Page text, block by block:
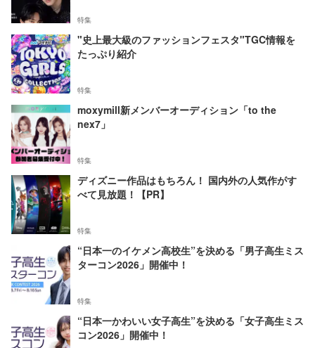
特集
"史上最大級のファッションフェスタ"TGC情報を
たっぷり紹介
特集
moxymill新メンバーオーディション「to the
nex7」
特集
ディズニー作品はもちろん！ 国内外の人気作がす
べて見放題！【PR】
特集
“日本一のイケメン高校生”を決める「男子高生ミス
ターコン2026」開催中！
特集
“日本一かわいい女子高生”を決める「女子高生ミス
コン2026」開催中！